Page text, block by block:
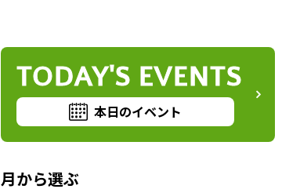
TODAY'S EVENTS
本日のイベント
月から選ぶ